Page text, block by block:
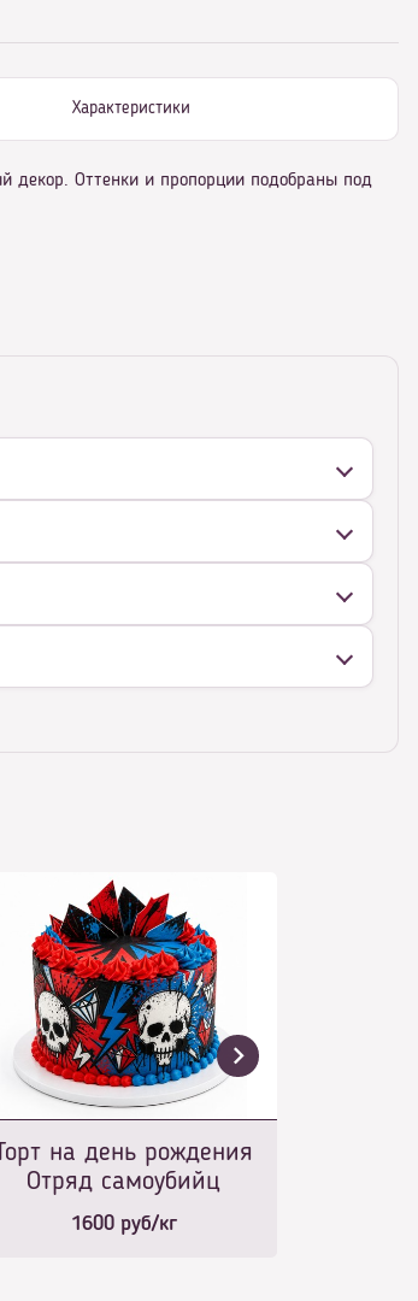
Характеристики
декор. Оттенки и пропорции подобраны под
на день рождения
Отряд самоубийц
1600руб/кг